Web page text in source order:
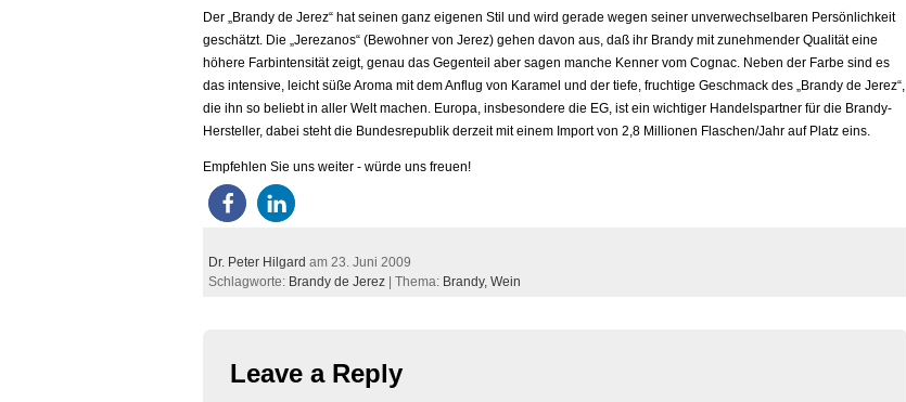
Der „Brandy de Jerez“ hat seinen ganz eigenen Stil und wird gerade wegen seiner unverwechselbaren Persönlichkeit
geschätzt. Die „Jerezanos“ (Bewohner von Jerez) gehen davon aus, daß ihr Brandy mit zunehmender Qualität eine
höhere Farbintensität zeigt, genau das Gegenteil aber sagen manche Kenner vom Cognac. Neben der Farbe sind es
das intensive, leicht süße Aroma mit dem Anflug von Karamel und der tiefe, fruchtige Geschmack des „Brandy de Jerez“,
die ihn so beliebt in aller Welt machen. Europa, insbesondere die EG, ist ein wichtiger Handelspartner für die Brandy-
Hersteller, dabei steht die Bundesrepublik derzeit mit einem Import von 2,8 Millionen Flaschen/Jahr auf Platz eins.
Empfehlen Sie uns weiter - würde uns freuen!
Dr. Peter Hilgard am 23. Juni 2009
Schlagworte: Brandy de Jerez | Thema: Brandy, Wein
Leave a Reply